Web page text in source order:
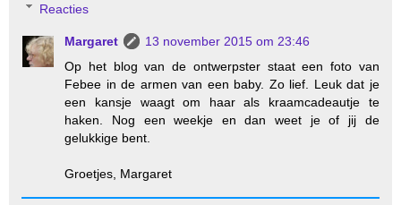
Reacties
Margaret
13 november 2015 om 23:46
Op het blog van de ontwerpster staat een foto van
Febee in de armen van een baby. Zo lief. Leuk dat je
een kansje waagt om haar als kraamcadeautje te
haken. Nog een weekje en dan weet je of jij de
gelukkige bent.
Groetjes, Margaret